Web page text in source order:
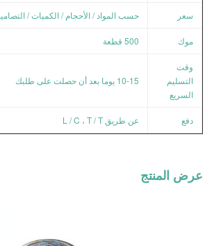
سعر حسب المواد / الأحجام / الكميات /
موك 500 قطعة
وقت
التسليم
السريع
10-15 يوما بعد أن حصلت على طلبك
دفع عن طريق L / C ، T / T
عرض المنتج